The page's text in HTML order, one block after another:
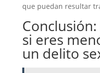
que puedan resultar
si eres
un delito